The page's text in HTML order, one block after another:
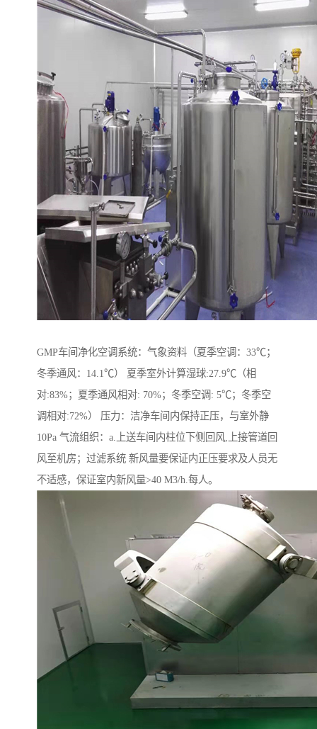
GMP车间净化空调系统：气象资料（夏季空调：33℃；
冬季通风：14.1℃） 夏季室外计算湿球:27.9℃（相
对:83%；夏季通风相对: 70%；冬季空调: 5℃；冬季空
调相对:72%） 压力：洁净车间内保持正压，与室外静
10Pa 气流组织：a.上送车间内柱位下侧回风,上接管道回
风至机房；过滤系统 新风量要保证内正压要求及人员无
不适感，保证室内新风量>40 M3/h.每人。